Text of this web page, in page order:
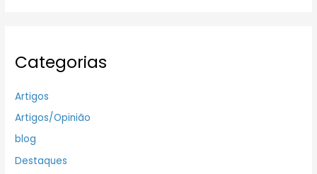
Categorias
Artigos
Artigos/Opinião
blog
Destaques